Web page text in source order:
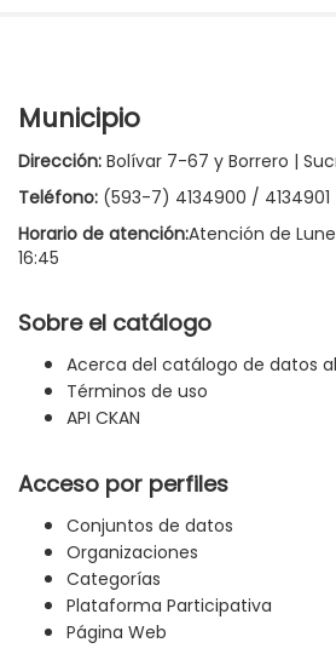
Municipio
Dirección: Bolívar 7-67 y Borrero |
Teléfono: (593-7) 4134900 / 4134901
Horario de atención:Atención de
16:45
Sobre el catálogo
Acerca del catálogo de datos
Términos de uso
API CKAN
Acceso por perfiles
Conjuntos de datos
Organizaciones
Categorías
Plataforma Participativa
Página Web